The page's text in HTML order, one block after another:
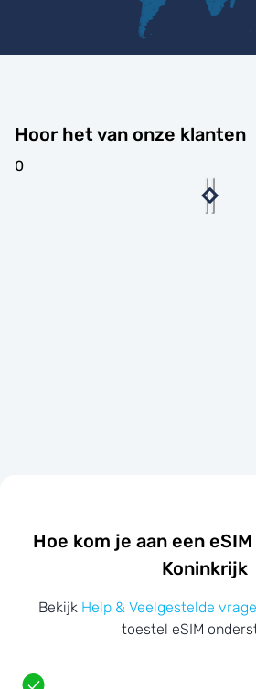
Hoor het van onze klanten
0
Hoe kom je aan een
Koninkrijk
Bekijk Help & Veelgestelde
toestel eSIM